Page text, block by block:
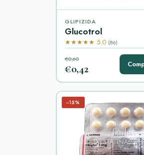
GLIPIZIDA
Glucotrol
★★★★★ 5.0 (86)
€0,60
€0,42
−15%